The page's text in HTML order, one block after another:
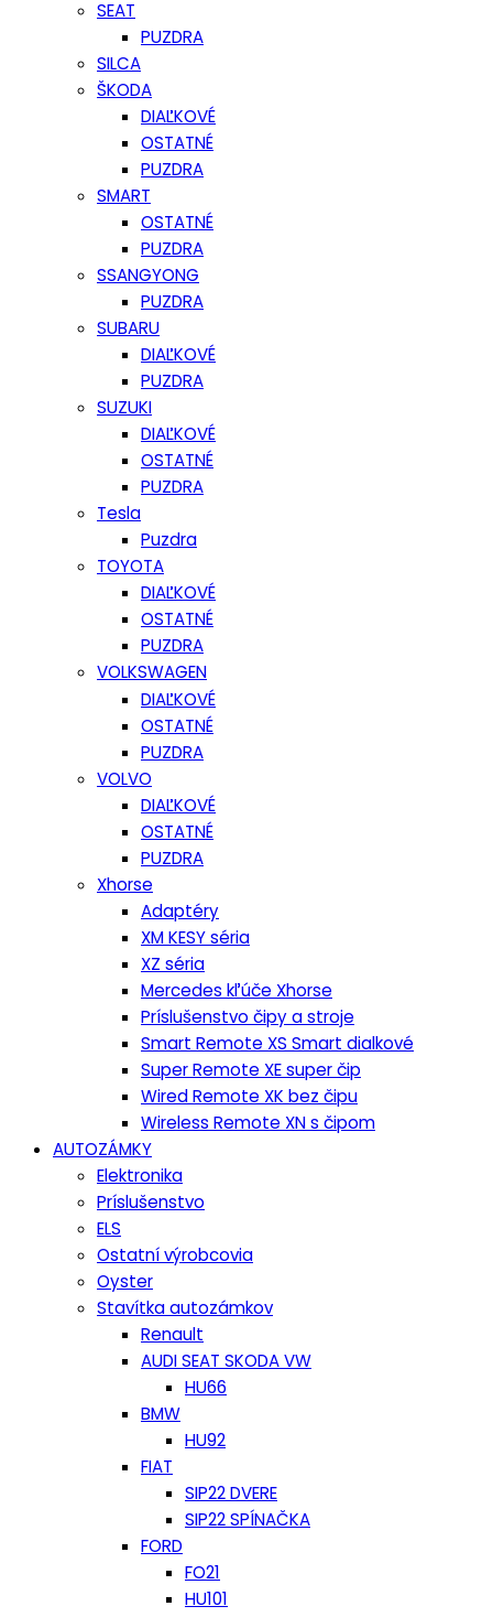
SEAT
PUZDRA
SILCA
ŠKODA
DIAĽKOVÉ
OSTATNÉ
PUZDRA
SMART
OSTATNÉ
PUZDRA
SSANGYONG
PUZDRA
SUBARU
DIAĽKOVÉ
PUZDRA
SUZUKI
DIAĽKOVÉ
OSTATNÉ
PUZDRA
Tesla
Puzdra
TOYOTA
DIAĽKOVÉ
OSTATNÉ
PUZDRA
VOLKSWAGEN
DIAĽKOVÉ
OSTATNÉ
PUZDRA
VOLVO
DIAĽKOVÉ
OSTATNÉ
PUZDRA
Xhorse
Adaptéry
XM KESY séria
XZ séria
Mercedes kľúče Xhorse
Príslušenstvo čipy a stroje
Smart Remote XS Smart dialkové
Super Remote XE super čip
Wired Remote XK bez čipu
Wireless Remote XN s čipom
AUTOZÁMKY
Elektronika
Príslušenstvo
ELS
Ostatní výrobcovia
Oyster
Stavítka autozámkov
Renault
AUDI SEAT SKODA VW
HU66
BMW
HU92
FIAT
SIP22 DVERE
SIP22 SPÍNAČKA
FORD
FO21
HU101